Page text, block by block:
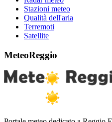
Stazioni meteo
Qualità dell'aria
Terremoti
Satellite
MeteoReggio